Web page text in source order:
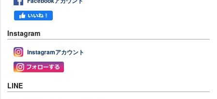
Instagram
Instagramアカウント
LINE